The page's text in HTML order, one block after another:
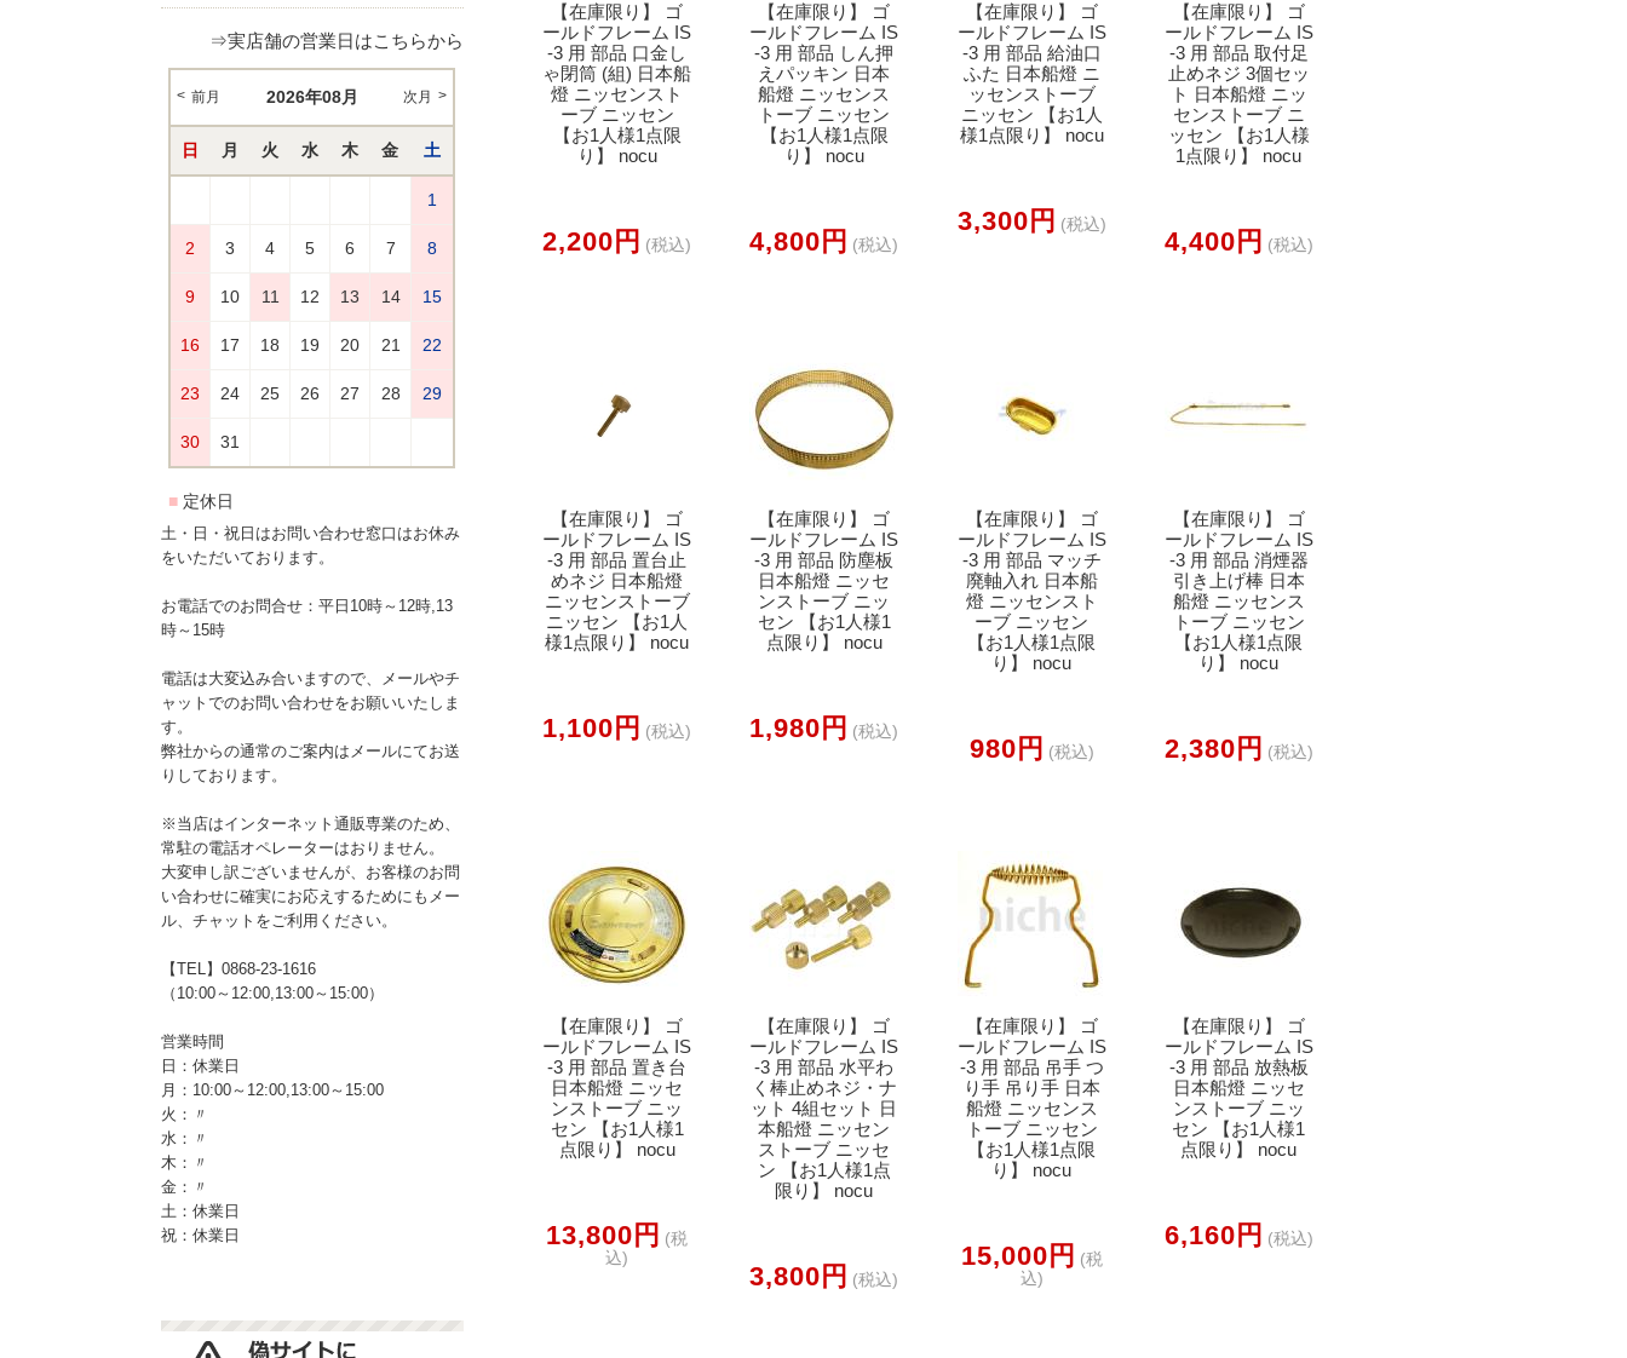
⇒実店舗の営業日はこちらから
土・日・祝日はお問い合わせ窓口はお休み
をいただいております。
お電話でのお問合せ：平日10時～12時,13
時～15時
電話は大変込み合いますので、メールやチ
ャットでのお問い合わせをお願いいたしま
す。
弊社からの通常のご案内はメールにてお送
りしております。
※当店はインターネット通販専業のため、
常駐の電話オペレーターはおりません。
大変申し訳ございませんが、お客様のお問
い合わせに確実にお応えするためにもメー
ル、チャットをご利用ください。
【TEL】0868-23-1616
（10:00～12:00,13:00～15:00）
営業時間
日：休業日
月：10:00～12:00,13:00～15:00
火：〃
水：〃
木：〃
金：〃
土：休業日
祝：休業日
【在庫限り】 ゴ
ールドフレーム IS
-3 用 部品 口金し
ゃ閉筒 (組) 日本船
燈 ニッセンスト
ーブ ニッセン
【お1人様1点限
り】 nocu
2,200円 (税込)
【在庫限り】 ゴ
ールドフレーム IS
-3 用 部品 しん押
えパッキン 日本
船燈 ニッセンス
トーブ ニッセン
【お1人様1点限
り】 nocu
4,800円 (税込)
【在庫限り】 ゴ
ールドフレーム IS
-3 用 部品 給油口
ふた 日本船燈 ニ
ッセンストーブ
ニッセン 【お1人
様1点限り】 nocu
3,300円 (税込)
【在庫限り】 ゴ
ールドフレーム IS
-3 用 部品 取付足
止めネジ 3個セッ
ト 日本船燈 ニッ
センストーブ ニ
ッセン 【お1人様
1点限り】 nocu
4,400円 (税込)
【在庫限り】 ゴ
ールドフレーム IS
-3 用 部品 置台止
めネジ 日本船燈
ニッセンストーブ
ニッセン 【お1人
様1点限り】 nocu
1,100円 (税込)
【在庫限り】 ゴ
ールドフレーム IS
-3 用 部品 防塵板
日本船燈 ニッセ
ンストーブ ニッ
セン 【お1人様1
点限り】 nocu
1,980円 (税込)
【在庫限り】 ゴ
ールドフレーム IS
-3 用 部品 マッチ
廃軸入れ 日本船
燈 ニッセンスト
ーブ ニッセン
【お1人様1点限
り】 nocu
980円 (税込)
【在庫限り】 ゴ
ールドフレーム IS
-3 用 部品 消煙器
引き上げ棒 日本
船燈 ニッセンス
トーブ ニッセン
【お1人様1点限
り】 nocu
2,380円 (税込)
【在庫限り】 ゴ
ールドフレーム IS
-3 用 部品 置き台
日本船燈 ニッセ
ンストーブ ニッ
セン 【お1人様1
点限り】 nocu
13,800円 (税
込)
【在庫限り】 ゴ
ールドフレーム IS
-3 用 部品 水平わ
く棒止めネジ・ナ
ット 4組セット 日
本船燈 ニッセン
ストーブ ニッセ
ン 【お1人様1点
限り】 nocu
3,800円 (税込)
【在庫限り】 ゴ
ールドフレーム IS
-3 用 部品 吊手 つ
り手 吊り手 日本
船燈 ニッセンス
トーブ ニッセン
【お1人様1点限
り】 nocu
15,000円 (税
込)
【在庫限り】 ゴ
ールドフレーム IS
-3 用 部品 放熱板
日本船燈 ニッセ
ンストーブ ニッ
セン 【お1人様1
点限り】 nocu
6,160円 (税込)